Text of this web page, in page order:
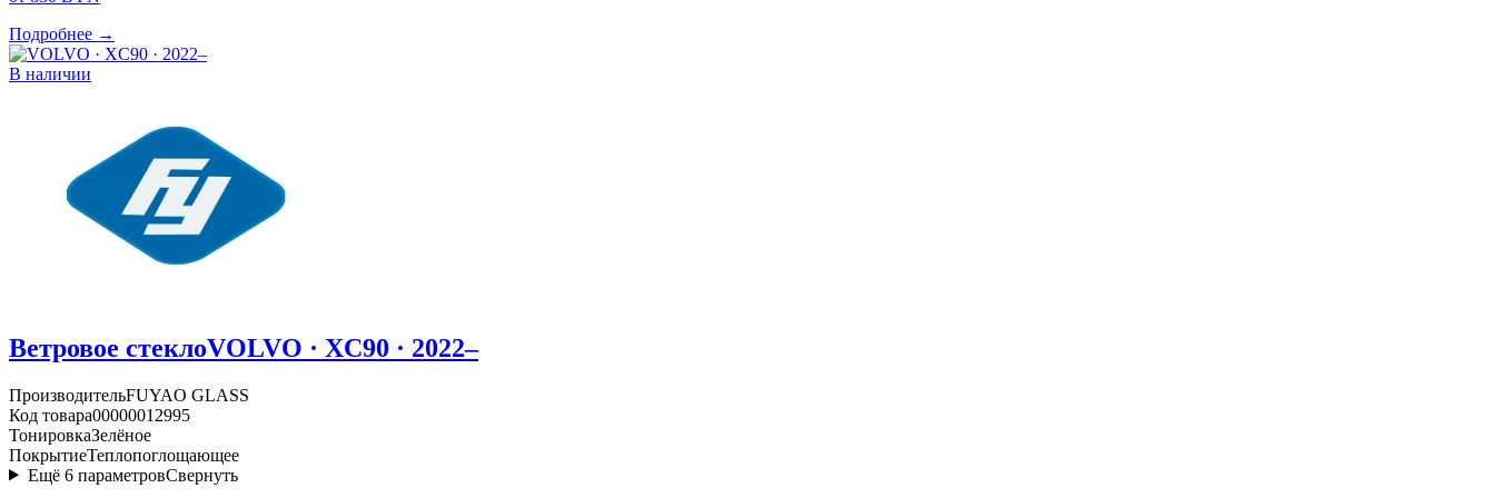
Подробнее →
В наличии
Ветровое стеклоVOLVO · XC90 · 2022–
ПроизводительFUYAO GLASS
Код товара00000012995
ТонировкаЗелёное
ПокрытиеТеплопоглощающее
Ещё 6 параметровСвернуть